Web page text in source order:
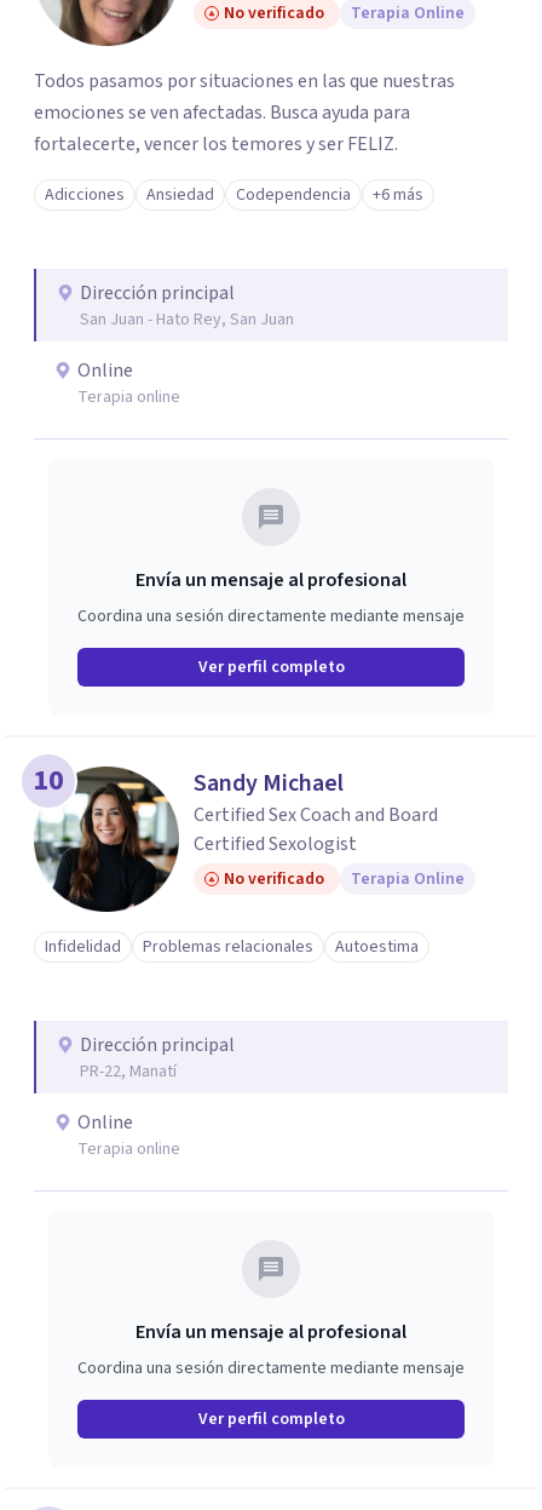
No verificado Terapia Online
Todos pasamos por situaciones en las que nuestras
emociones se ven afectadas. Busca ayuda para
fortalecerte, vencer los temores y ser FELIZ.
Adicciones Ansiedad Codependencia +6 más
Dirección principal
San Juan - Hato Rey, San Juan
Online
Terapia online
Envía un mensaje al profesional
Coordina una sesión directamente mediante mensaje
Ver perfil completo
10 Sandy Michael
Certified Sex Coach and Board
Certified Sexologist
No verificado Terapia Online
Infidelidad Problemas relacionales Autoestima
Dirección principal
PR-22, Manatí
Online
Terapia online
Envía un mensaje al profesional
Coordina una sesión directamente mediante mensaje
Ver perfil completo